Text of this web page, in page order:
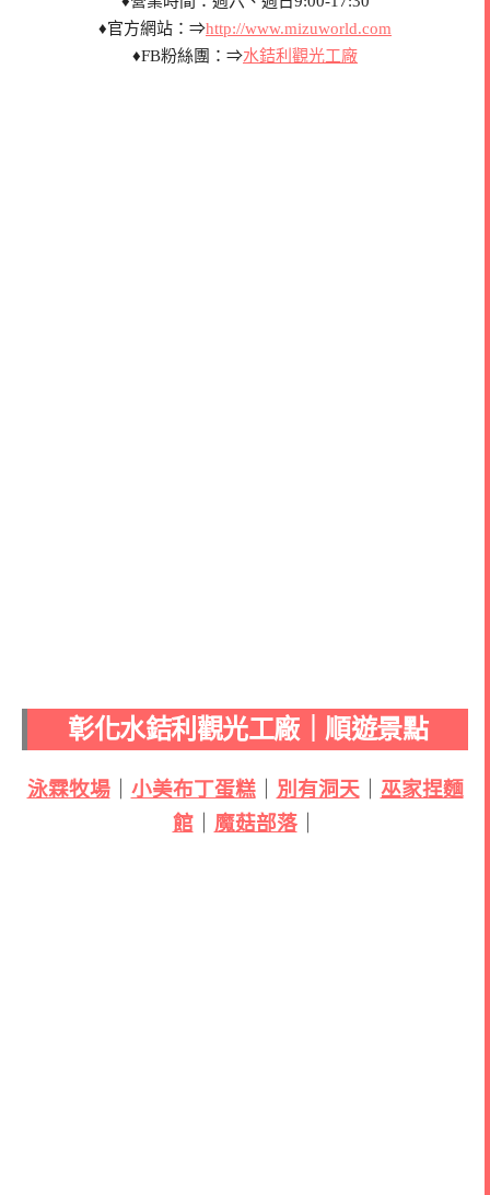
♦官方網站：⇒http://www.mizuworld.com
♦FB粉絲團：⇒水銡利觀光工廠
彰化水銡利觀光工廠｜順遊景點
泳霖牧場｜ 小美布丁蛋糕｜ 別有洞天｜ 巫家捏麵
館｜ 魔菇部落｜